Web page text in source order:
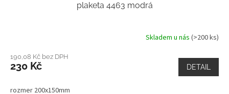
plaketa 4463 modrá
Skladem u nás (>200 ks)
190,08 Kč bez DPH
230 Kč DETAIL
rozmer 200x150mm